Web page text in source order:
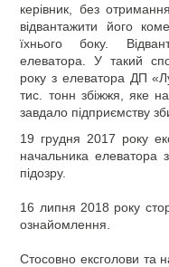
керівник, без
відвантажити його
їхнього боку.
елеватора. У такий
року з елеватора ДП
тис. тонн збіжжя, яке
завдало підприємству
19 грудня 2017 року
начальника елеватора
підозру.
16 липня 2018 року
ознайомлення.
Стосовно ексголови та